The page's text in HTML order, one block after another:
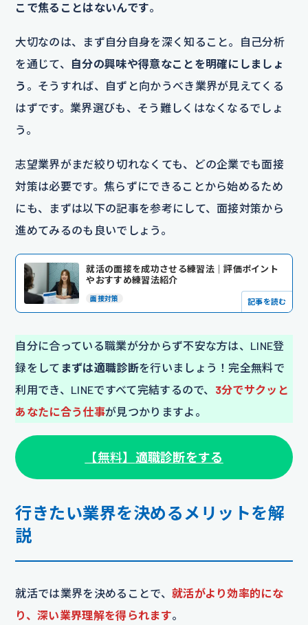
こで焦ることはないんです。
大切なのは、まず自分自身を深く知ること。自己分析
を通じて、
自分の興味や得意なことを明確にしましょ
う 。そうすれば、自ずと向かうべき業界が見えてくる
はずです。業界選びも、そう難しくはなくなるでしょ
う。
志望業界がまだ絞り切れなくても、どの企業でも面接
対策は必要です。焦らずにできることから始めるため
にも、まずは以下の記事を参考にして、面接対策から
進めてみるのも良いでしょう。
就活の面接を成功させる練習法｜評価ポイント
やおすすめ練習法紹介
面接対策 記事を読む
自分に合っている職業が分からず不安な方は、LINE登
録をして まずは適職診断を行いましょう！完全無料で
利用でき、LINEですべて完結するので、 3分でサクッと
あなたに合う仕事が見つかりますよ。
【無料】 適職診断をする
行きたい業界を決めるメリットを解
説
就活では業界を決めることで、 就活がより効率的にな
り、深い業界理解を得られます。